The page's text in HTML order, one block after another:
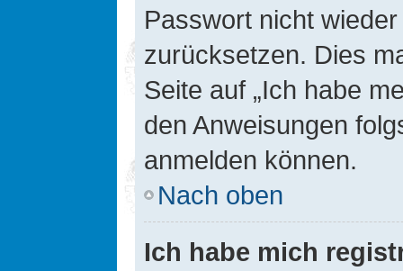
Passwort nicht
zurücksetzen. Dies
Seite auf „Ich habe
den Anweisungen
anmelden können.
Nach oben
Ich habe mich